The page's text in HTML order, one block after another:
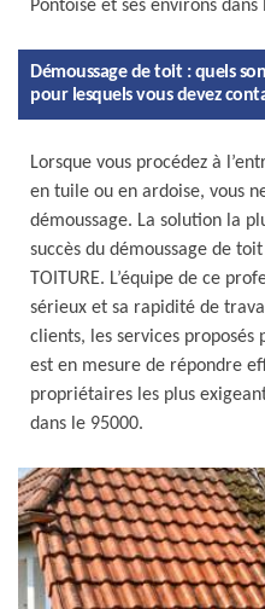
Pontoise et ses environs dans
Démoussage de toit : quels
pour lesquels vous devez
Lorsque vous procédez à
en tuile ou en ardoise, vous
démoussage. La solution la
succès du démoussage de
TOITURE. L’équipe de ce
sérieux et sa rapidité de
clients, les services proposés
est en mesure de répondre
propriétaires les plus
dans le 95000.